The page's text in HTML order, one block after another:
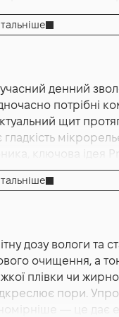
SPF30 — Prisma
денний
потрібні
щит
ключова
та
більш
та втоми.
і не перевантажує
денний базис
дозу вологи та
очищення, а
плівки чи
пори.
— це